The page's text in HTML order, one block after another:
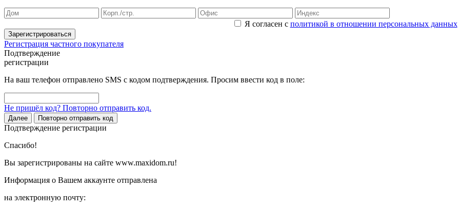
Я согласен с политикой в отношении персональных данных
Зарегистрироваться
Регистрация частного покупателя
Подтверждение
регистрации
На ваш телефон отправлено SMS с кодом подтверждения. Просим ввести код в поле:
Не пришёл код? Повторно отправить код.
Далее Повторно отправить код
Подтверждение регистрации
Спасибо!
Вы зарегистрированы на сайте www.maxidom.ru!
Информация о Вашем аккаунте отправлена
на электронную почту: